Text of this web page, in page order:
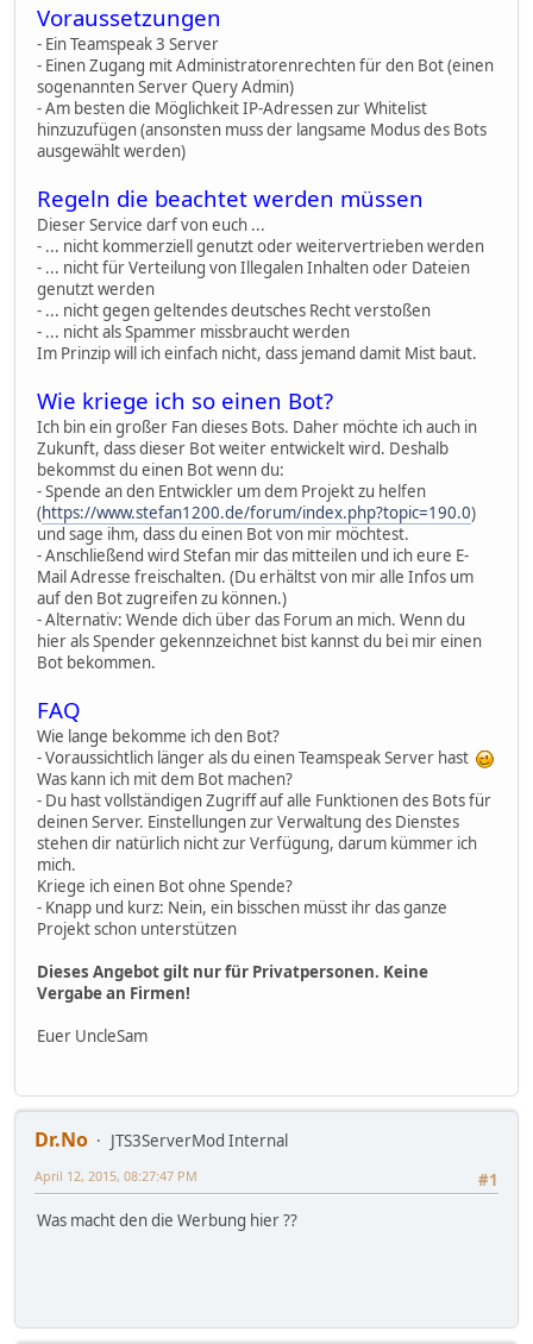
Voraussetzungen
- Ein Teamspeak 3 Server
- Einen Zugang mit Administratorenrechten für den Bot (einen
sogenannten Server Query Admin)
- Am besten die Möglichkeit IP-Adressen zur Whitelist
hinzuzufügen (ansonsten muss der langsame Modus des Bots
ausgewählt werden)
Regeln die beachtet werden müssen
Dieser Service darf von euch ...
- ... nicht kommerziell genutzt oder weitervertrieben werden
- ... nicht für Verteilung von Illegalen Inhalten oder Dateien
genutzt werden
- ... nicht gegen geltendes deutsches Recht verstoßen
- ... nicht als Spammer missbraucht werden
Im Prinzip will ich einfach nicht, dass jemand damit Mist baut.
Wie kriege ich so einen Bot?
Ich bin ein großer Fan dieses Bots. Daher möchte ich auch in
Zukunft, dass dieser Bot weiter entwickelt wird. Deshalb
bekommst du einen Bot wenn du:
- Spende an den Entwickler um dem Projekt zu helfen
(https://www.stefan1200.de/forum/index.php?topic=190.0)
und sage ihm, dass du einen Bot von mir möchtest.
- Anschließend wird Stefan mir das mitteilen und ich eure E-
Mail Adresse freischalten. (Du erhältst von mir alle Infos um
auf den Bot zugreifen zu können.)
- Alternativ: Wende dich über das Forum an mich. Wenn du
hier als Spender gekennzeichnet bist kannst du bei mir einen
Bot bekommen.
FAQ
Wie lange bekomme ich den Bot?
- Voraussichtlich länger als du einen Teamspeak Server hast
Was kann ich mit dem Bot machen?
- Du hast vollständigen Zugriff auf alle Funktionen des Bots für
deinen Server. Einstellungen zur Verwaltung des Dienstes
stehen dir natürlich nicht zur Verfügung, darum kümmer ich
mich.
Kriege ich einen Bot ohne Spende?
- Knapp und kurz: Nein, ein bisschen müsst ihr das ganze
Projekt schon unterstützen
Dieses Angebot gilt nur für Privatpersonen. Keine
Vergabe an Firmen!
Euer UncleSam
Dr.No
JTS3ServerMod Internal
#1
April 12, 2015, 08:27:47 PM
Was macht den die Werbung hier ??